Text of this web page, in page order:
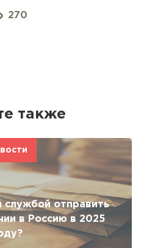
270
также
службой отправить
в Россию в 2025